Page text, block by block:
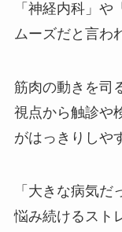
「神経内科」
ムーズだと言わ
筋肉の動きを司
視点から触診や
がはっきりしや
「大きな病気
悩み続けるスト